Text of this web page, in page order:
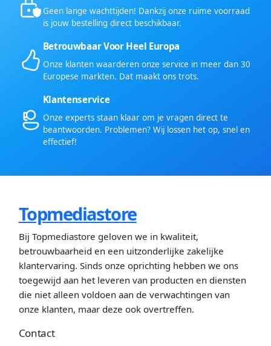
Geen lange wachttijden! Dankzij onze ruime voorraad
is jouw bestelling direct beschikbaar.
Betrouwbaar Voor Heel Europa
Onze klanten waarderen onze service in meer dan 30
Europese markten. Dat maakt ons trots.
Klantenservice
Onze experts staan klaar om je vragen direct te
beantwoorden. Problemen? Wij lossen het op, snel en
effectief!
Topmediastore
Bij Topmediastore geloven we in kwaliteit,
betrouwbaarheid en een uitzonderlijke zakelijke
klantervaring. Sinds onze oprichting hebben we ons
toegewijd aan het leveren van producten en diensten
die niet alleen voldoen aan de verwachtingen van
onze klanten, maar deze ook overtreffen.
Contact